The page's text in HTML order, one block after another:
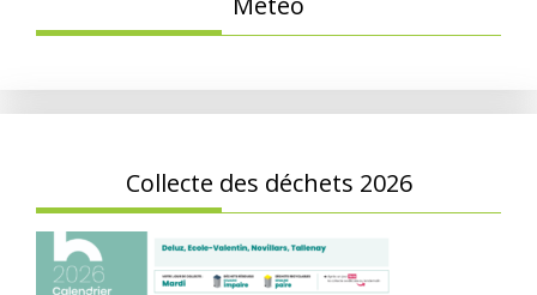
Collecte des déchets 2026